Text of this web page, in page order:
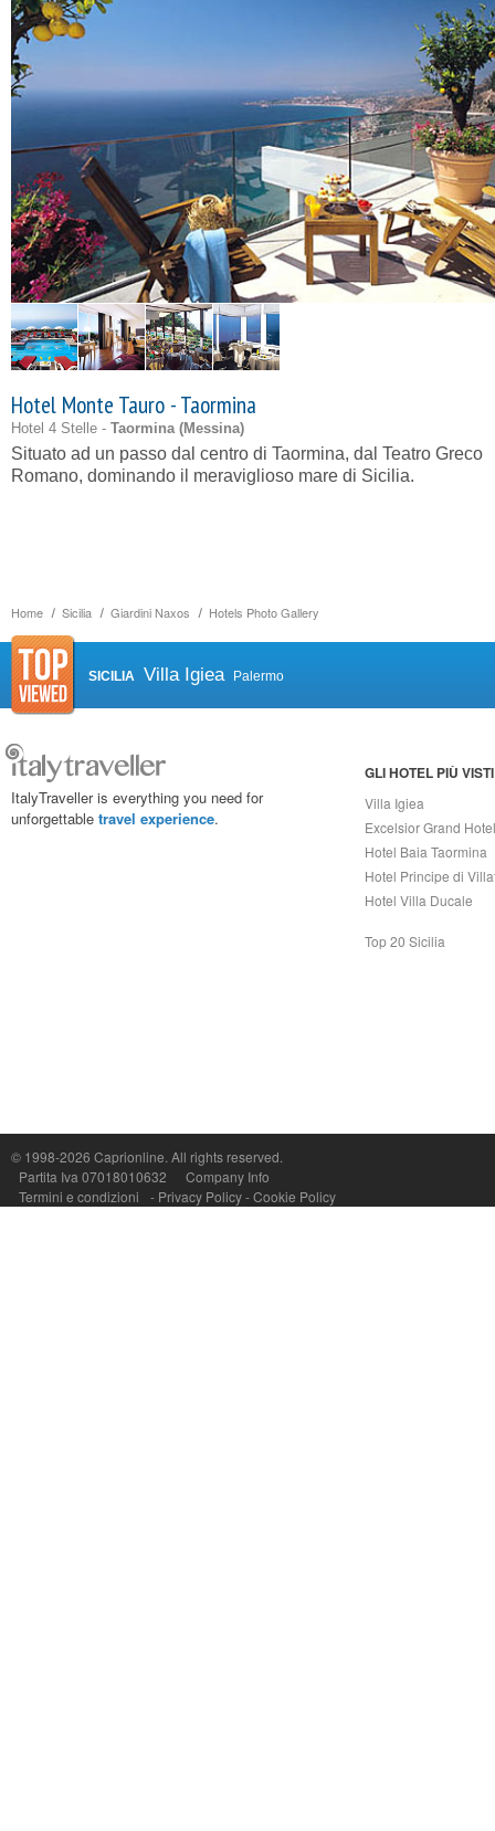
Home Sicilia Giardini Naxos Hotels Photo Gallery
Hotel Monte Tauro - Taormina
Hotel 4 Stelle - Taormina (Messina)
Situato ad un passo dal centro di Taormina, dal Teatro Greco
Romano, dominando il meraviglioso mare di Sicilia.
SICILIA Villa Igiea Palermo
ItalyTraveller is everything you need for
unforgettable travel experience.
GLI HOTEL PIÙ VISTI
Villa Igiea
Excelsior Grand Hotel
Hotel Baia Taormina
Hotel Principe di
Hotel Villa Ducale
Top 20 Sicilia
© 1998-2026 Caprionline. All rights reserved.
Partita Iva 07018010632
Company Info
Termini e condizioni
- Privacy Policy-Cookie Policy
Capri On Line Srl, Via Le Botteghe 10a - 80073 CAPRI (NA) Italy
P.Iva, C.F. e n.Reg.Imprese Napoli: 07018010632 - Rea n.557643